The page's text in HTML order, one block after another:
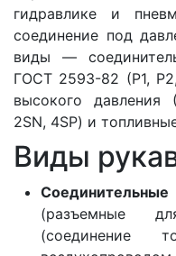
гидравлике и
соединение под
виды —
ГОСТ 2593-82 (Р1,
высокого давления
2SN, 4SP) и
Виды
(разъемные
(соединение